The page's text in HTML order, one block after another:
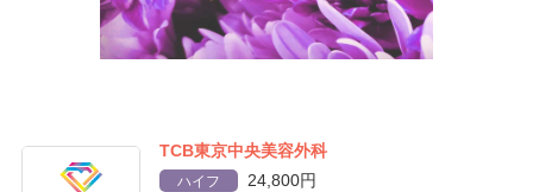
TCB東京中央美容外科
ハイフ 24,800円